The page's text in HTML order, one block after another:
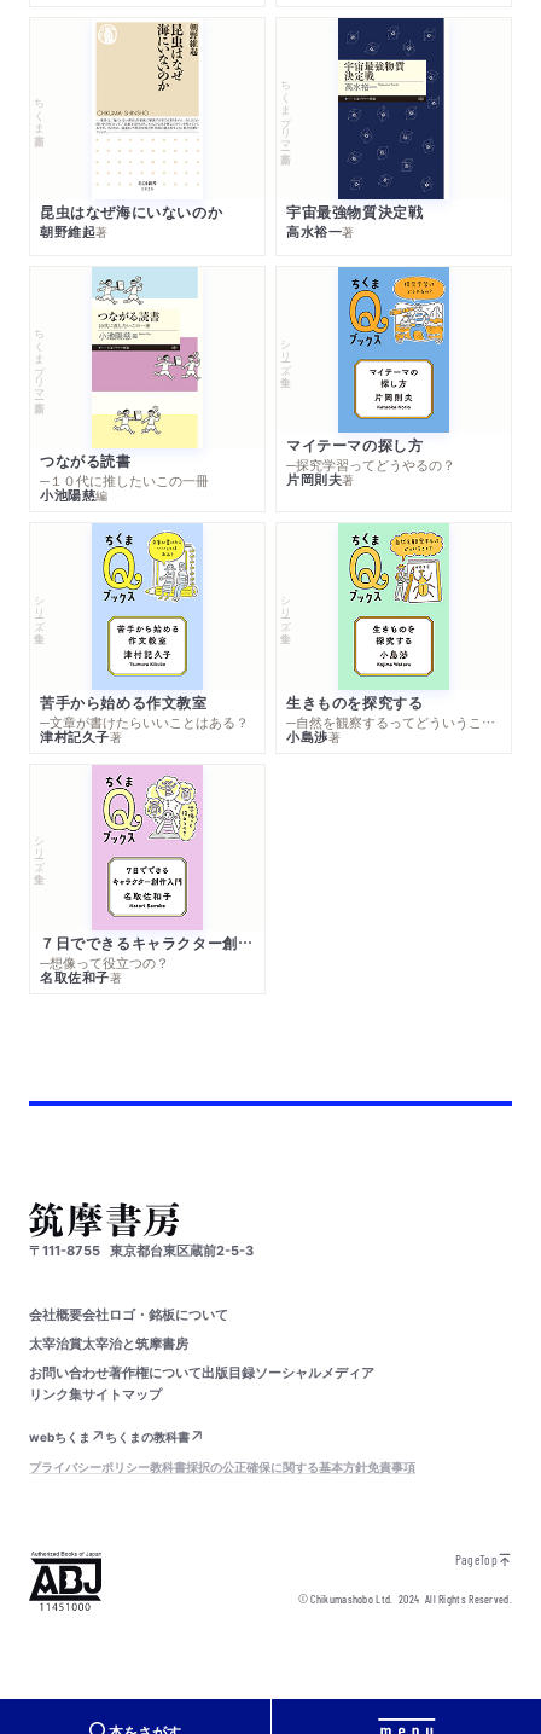
ちくま新書
昆虫はなぜ海にいないのか
朝野維起著
ちくまプリマー新書
宇宙最強物質決定戦
高水裕一著
ちくまプリマー新書
つながる読書
─１０代に推したいこの一冊
小池陽慈編
シリーズ・全集
マイテーマの探し方
─探究学習ってどうやるの？
片岡則夫著
シリーズ・全集
苦手から始める作文教室
─文章が書けたらいいことはある？
津村記久子著
シリーズ・全集
生きものを探究する
─自然を観察するってどういうこと？
小島渉著
シリーズ・全集
７日でできるキャラクター創作入門
─想像って役立つの？
名取佐和子著
〒111-8755 東京都台東区蔵前2-5-3
会社概要会社ロゴ・銘板について
太宰治賞太宰治と筑摩書房
お問い合わせ著作権について出版目録ソーシャルメディア
リンク集サイトマップ
webちくま
ちくまの教科書
プライバシーポリシー教科書採択の公正確保に関する基本方針免責事項
PageTop
© Chikumashobo Ltd.2024 All Rights Reserved.